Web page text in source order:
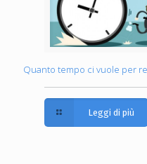
Quanto tempo ci vuole per
Leggi di più